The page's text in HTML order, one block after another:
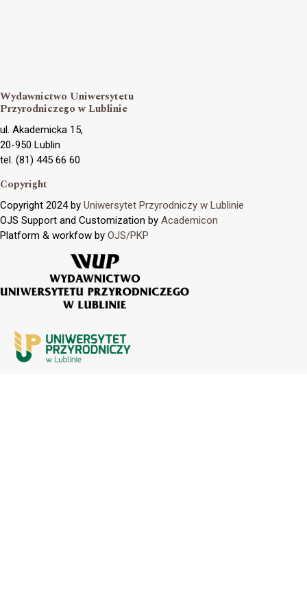
Wydawnictwo Uniwersytetu
Przyrodniczego w Lublinie
ul. Akademicka 15,
20-950 Lublin
tel. (81) 445 66 60
Copyright
Copyright 2024 by Uniwersytet Przyrodniczy w Lublinie
OJS Support and Customization by Academicon
Platform & workfow by OJS/PKP